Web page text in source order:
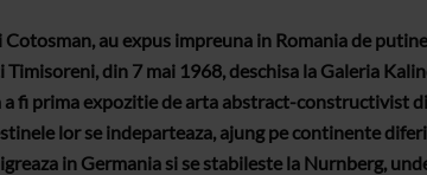
Cotosman, au expus impreuna in Romania de
din 7 mai 1968, deschisa la Galeria
a fi prima expozitie de arta abstract-constructivist
lor se indeparteaza, ajung pe continente
in Germania si se stabileste la Nurnberg,